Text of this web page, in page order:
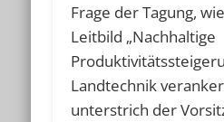
Frage der Tagung,
Leitbild „Nachhaltige
Landtechnik
unterstrich der